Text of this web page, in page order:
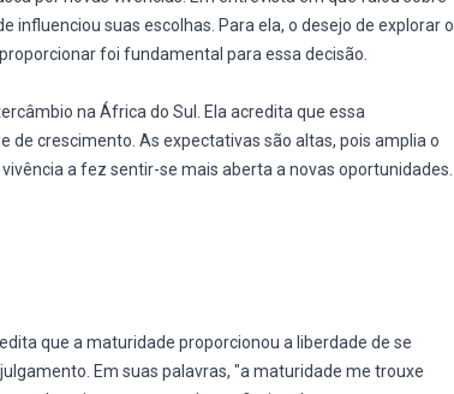
suas escolhas. Para ela, o desejo de explorar o
foi fundamental para essa decisão.
na África do Sul. Ela acredita que essa
crescimento. As expectativas são altas, pois amplia o
a fez sentir-se mais aberta a novas oportunidades.
que a maturidade proporcionou a liberdade de se
Em suas palavras, "a maturidade me trouxe